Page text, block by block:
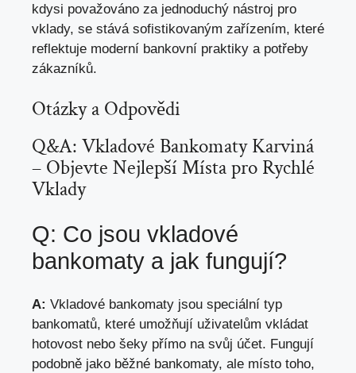
kdysi považováno za jednoduchý nástroj pro
vklady, se stává sofistikovaným zařízením, které
reflektuje moderní bankovní praktiky a potřeby
zákazníků.
Otázky a Odpovědi
Q&A: Vkladové Bankomaty Karviná
– Objevte Nejlepší Místa pro Rychlé
Vklady
Q: Co jsou vkladové
bankomaty a jak fungují?
A: Vkladové bankomaty jsou speciální typ
bankomatů, které umožňují uživatelům vkládat
hotovost nebo šeky přímo na svůj účet. Fungují
podobně jako běžné bankomaty, ale místo toho,